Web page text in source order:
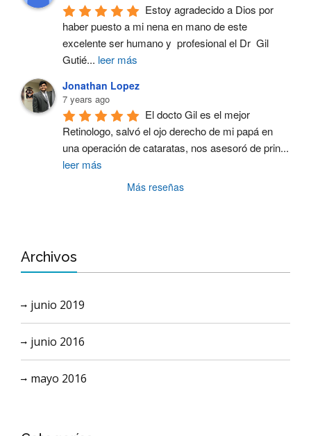
Estoy agradecido a Dios por
haber puesto a mi nena en mano de este
excelente ser humano y  profesional el Dr  Gil
Gutié... leer más
Jonathan Lopez
7 years ago
El docto Gil es el mejor
Retinologo, salvó el ojo derecho de mi papá en
una operación de cataratas, nos asesoró de prin...
leer más
Más reseñas
Archivos
junio 2019
junio 2016
mayo 2016